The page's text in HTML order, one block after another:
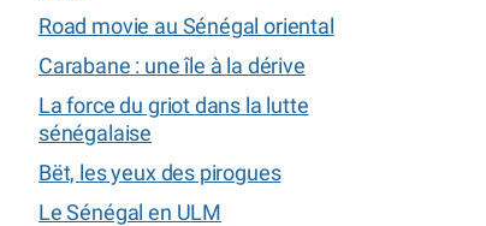
Road movie au Sénégal oriental
Carabane : une île à la dérive
La force du griot dans la lutte
sénégalaise
Bët, les yeux des pirogues
Le Sénégal en ULM